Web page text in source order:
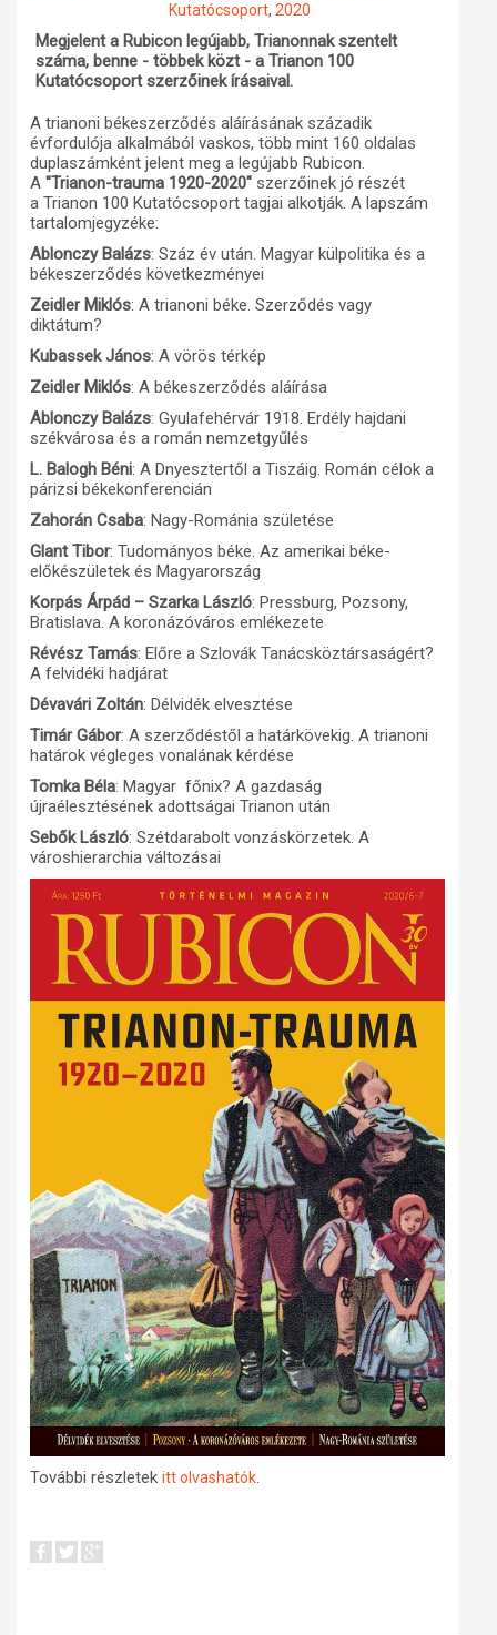
Műhelymunkák
Kutatócsoport, 2020
Megjelent a Rubicon legújabb, Trianonnak szentelt
száma, benne - többek közt - a Trianon 100
Kutatócsoport szerzőinek írásaival.
A trianoni békeszerződés aláírásának századik
évfordulója alkalmából vaskos, több mint 160 oldalas
duplaszámként jelent meg a legújabb Rubicon.
A "Trianon-trauma 1920-2020" szerzőinek jó részét
a Trianon 100 Kutatócsoport tagjai alkotják. A lapszám
tartalomjegyzéke:
Ablonczy Balázs: Száz év után. Magyar külpolitika és a
békeszerződés következményei
Zeidler Miklós: A trianoni béke. Szerződés vagy
diktátum?
Kubassek János: A vörös térkép
Zeidler Miklós: A békeszerződés aláírása
Ablonczy Balázs: Gyulafehérvár 1918. Erdély hajdani
székvárosa és a román nemzetgyűlés
L. Balogh Béni: A Dnyesztertől a Tiszáig. Román célok a
párizsi békekonferencián
Zahorán Csaba: Nagy-Románia születése
Glant Tibor: Tudományos béke. Az amerikai béke-
előkészületek és Magyarország
Korpás Árpád – Szarka László: Pressburg, Pozsony,
Bratislava. A koronázóváros emlékezete
Révész Tamás: Előre a Szlovák Tanácsköztársaságért?
A felvidéki hadjárat
Dévavári Zoltán: Délvidék elvesztése
Timár Gábor: A szerződéstől a határkövekig. A trianoni
határok végleges vonalának kérdése
Tomka Béla: Magyar főnix? A gazdaság
újraélesztésének adottságai Trianon után
Sebők László: Szétdarabolt vonzáskörzetek. A
városhierarchia változásai
További részletek itt olvashatók.